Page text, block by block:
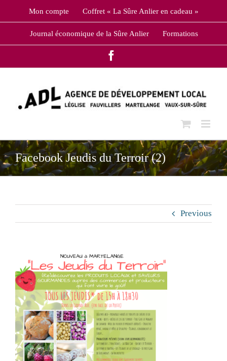
Mon compte Coffret « La Sûre Anlier en cadeau »
Journal économique de la Sûre Anlier Formations
Facebook Jeudis du Terroir (2)
Previous